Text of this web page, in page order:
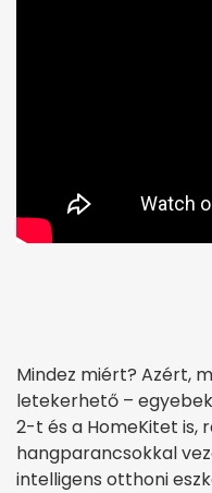
Mindez miért? Azért,
letekerhető –
2-t és a HomeKitet is,
hangparancsokkal
intelligens otthoni